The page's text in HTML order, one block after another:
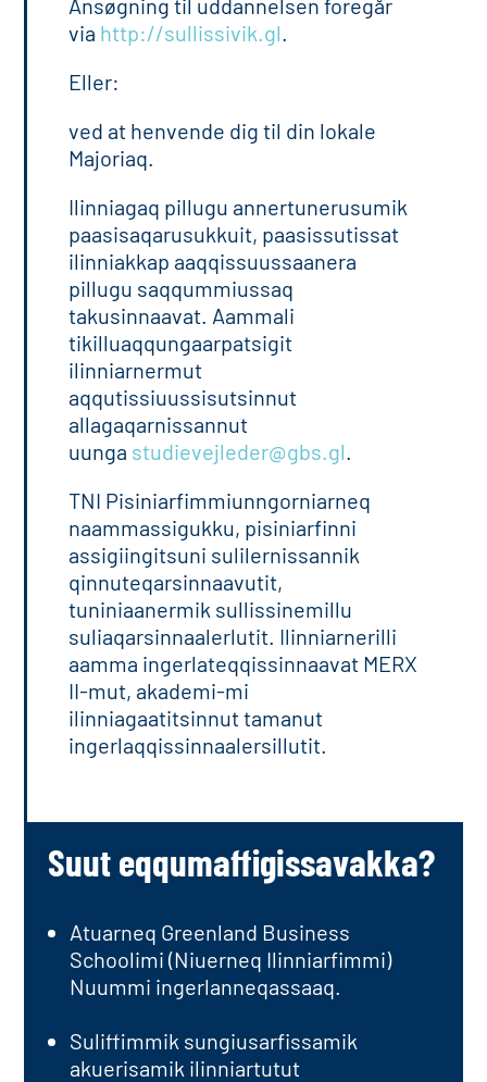
Ansøgning til uddannelsen foregår
via http://sullissivik.gl.
Eller:
ved at henvende dig til din lokale
Majoriaq.
Ilinniagaq pillugu annertunerusumik
paasisaqarusukkuit, paasissutissat
ilinniakkap aaqqissuussaanera
pillugu saqqummiussaq
takusinnaavat. Aammali
tikilluaqqungaarpatsigit
ilinniarnermut
aqqutissiuussisutsinnut
allagaqarnissannut
uunga studievejleder@gbs.gl.
TNI Pisiniarfimmiunngorniarneq
naammassigukku, pisiniarfinni
assigiingitsuni sulilernissannik
qinnuteqarsinnaavutit,
tuniniaanermik sullissinemillu
suliaqarsinnaalerlutit. Ilinniarnerilli
aamma ingerlateqqissinnaavat MERX
II-mut, akademi-mi
ilinniagaatitsinnut tamanut
ingerlaqqissinnaalersillutit.
Suut eqqumaffigissavakka?
Atuarneq Greenland Business
Schoolimi (Niuerneq Ilinniarfimmi)
Nuummi ingerlanneqassaaq.
Suliffimmik sungiusarfissamik
akuerisamik ilinniartutut